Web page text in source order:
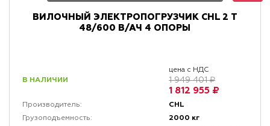
ВИЛОЧНЫЙ ЭЛЕКТРОПОГРУЗЧИК CHL 2 Т
48/600 В/АЧ 4 ОПОРЫ
В НАЛИЧИИ
цена с НДС
1 949 401 ₽
1 812 955 ₽
Производитель: CHL
Грузоподъемность: 2000 кг